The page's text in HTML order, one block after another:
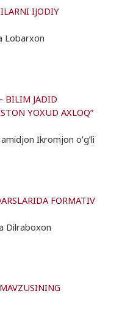
IJODIY
Lobarxon
BILIM JADID
YOXUD AXLOQ”
Ikromjon oʻgʻli
FORMATIV
Dilraboxon